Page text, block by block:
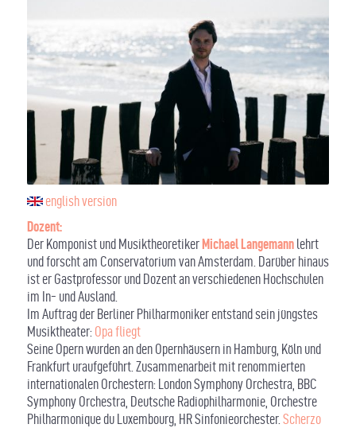
english version
Dozent:
Der Komponist und Musiktheoretiker Michael Langemannlehrt
und forscht am Conservatorium van Amsterdam. Darüber hinaus
ist er Gastprofessor und Dozent an verschiedenen Hochschulen
im In- und Ausland.
Im Auftrag der Berliner Philharmoniker entstand sein jüngstes
Musiktheater: Opa fliegt
Seine Opern wurden an den Opernhäusern in Hamburg, Köln und
Frankfurt uraufgeführt. Zusammenarbeit mit renommierten
internationalen Orchestern: London Symphony Orchestra, BBC
Symphony Orchestra, Deutsche Radiophilharmonie, Orchestre
Philharmonique du Luxembourg, HR Sinfonieorchester. Scherzo